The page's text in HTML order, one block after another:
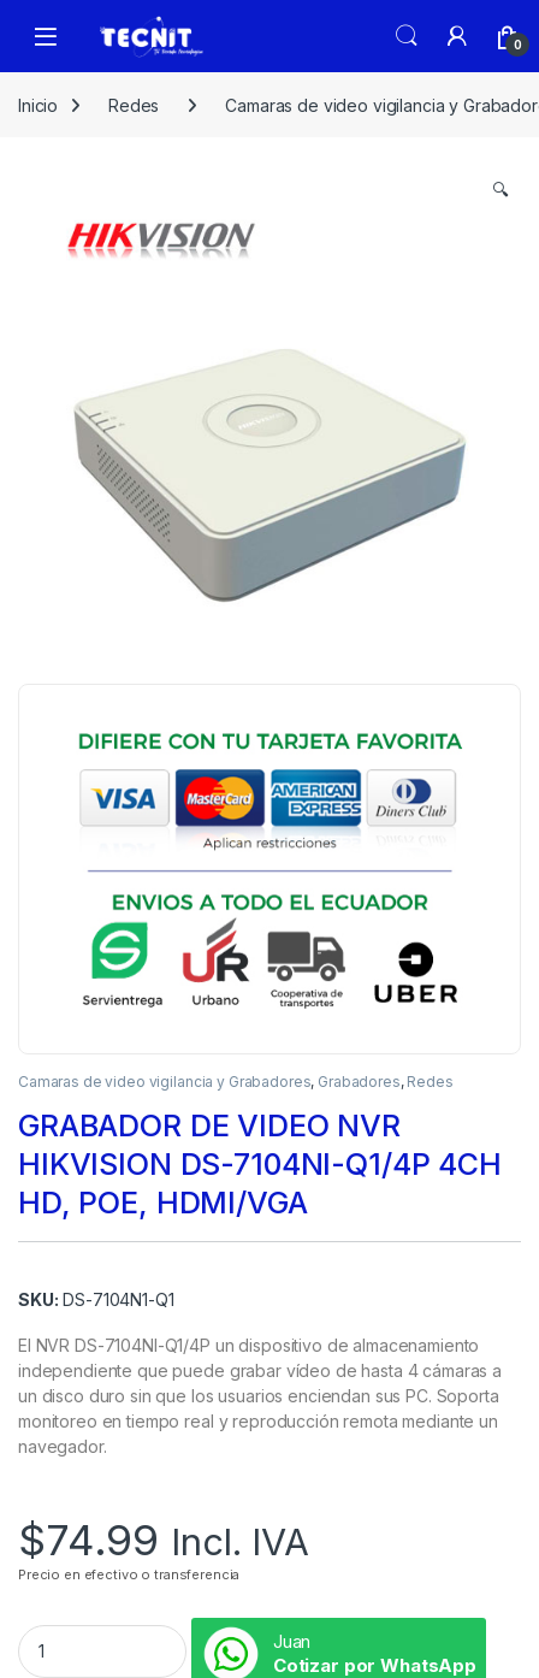
0
Inicio Redes Camaras de video vigilancia y
🔍
Camaras de video vigilancia y Grabadores, Grabadores, Redes
GRABADOR DE VIDEO NVR
HIKVISION DS-7104NI-Q1/4P 4CH
HD, POE, HDMI/VGA
SKU: DS-7104N1-Q1
El NVR DS-7104NI-Q1/4P un dispositivo de almacenamiento
independiente que puede grabar vídeo de hasta 4 cámaras a
un disco duro sin que los usuarios enciendan sus PC. Soporta
monitoreo en tiempo real y reproducción remota mediante un
navegador.
$74.99 Incl. IVA
Precio en efectivo o transferencia
Juan
Cotizar por WhatsApp